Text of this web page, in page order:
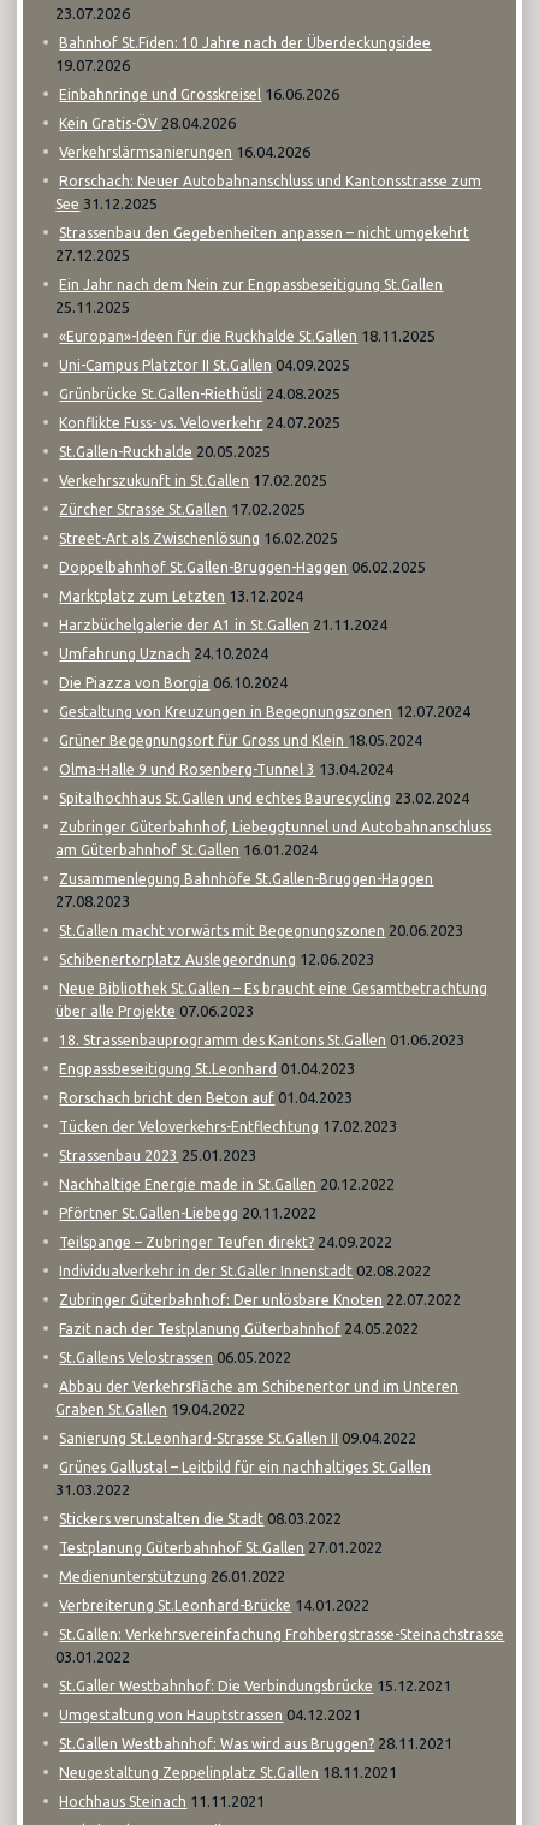
23.07.2026
Bahnhof St.Fiden: 10 Jahre nach der Überdeckungsidee
19.07.2026
Einbahnringe und Grosskreisel 16.06.2026
Kein Gratis-ÖV 28.04.2026
Verkehrslärmsanierungen 16.04.2026
Rorschach: Neuer Autobahnanschluss und Kantonsstrasse zum
See 31.12.2025
Strassenbau den Gegebenheiten anpassen – nicht umgekehrt
27.12.2025
Ein Jahr nach dem Nein zur Engpassbeseitigung St.Gallen
25.11.2025
«Europan»-Ideen für die Ruckhalde St.Gallen 18.11.2025
Uni-Campus Platztor II St.Gallen 04.09.2025
Grünbrücke St.Gallen-Riethüsli 24.08.2025
Konflikte Fuss- vs. Veloverkehr 24.07.2025
St.Gallen-Ruckhalde 20.05.2025
Verkehrszukunft in St.Gallen 17.02.2025
Zürcher Strasse St.Gallen 17.02.2025
Street-Art als Zwischenlösung 16.02.2025
Doppelbahnhof St.Gallen-Bruggen-Haggen 06.02.2025
Marktplatz zum Letzten 13.12.2024
Harzbüchelgalerie der A1 in St.Gallen 21.11.2024
Umfahrung Uznach 24.10.2024
Die Piazza von Borgia 06.10.2024
Gestaltung von Kreuzungen in Begegnungszonen 12.07.2024
Grüner Begegnungsort für Gross und Klein 18.05.2024
Olma-Halle 9 und Rosenberg-Tunnel 3 13.04.2024
Spitalhochhaus St.Gallen und echtes Baurecycling 23.02.2024
Zubringer Güterbahnhof, Liebeggtunnel und Autobahnanschluss
am Güterbahnhof St.Gallen 16.01.2024
Zusammenlegung Bahnhöfe St.Gallen-Bruggen-Haggen
27.08.2023
St.Gallen macht vorwärts mit Begegnungszonen 20.06.2023
Schibenertorplatz Auslegeordnung 12.06.2023
Neue Bibliothek St.Gallen – Es braucht eine Gesamtbetrachtung
über alle Projekte 07.06.2023
18. Strassenbauprogramm des Kantons St.Gallen 01.06.2023
Engpassbeseitigung St.Leonhard 01.04.2023
Rorschach bricht den Beton auf 01.04.2023
Tücken der Veloverkehrs-Entflechtung 17.02.2023
Strassenbau 2023 25.01.2023
Nachhaltige Energie made in St.Gallen 20.12.2022
Pförtner St.Gallen-Liebegg 20.11.2022
Teilspange – Zubringer Teufen direkt? 24.09.2022
Individualverkehr in der St.Galler Innenstadt 02.08.2022
Zubringer Güterbahnhof: Der unlösbare Knoten 22.07.2022
Fazit nach der Testplanung Güterbahnhof 24.05.2022
St.Gallens Velostrassen 06.05.2022
Abbau der Verkehrsfläche am Schibenertor und im Unteren
Graben St.Gallen 19.04.2022
Sanierung St.Leonhard-Strasse St.Gallen II 09.04.2022
Grünes Gallustal – Leitbild für ein nachhaltiges St.Gallen
31.03.2022
Stickers verunstalten die Stadt 08.03.2022
Testplanung Güterbahnhof St.Gallen 27.01.2022
Medienunterstützung 26.01.2022
Verbreiterung St.Leonhard-Brücke 14.01.2022
St.Gallen: Verkehrsvereinfachung Frohbergstrasse-Steinachstrasse
03.01.2022
St.Galler Westbahnhof: Die Verbindungsbrücke 15.12.2021
Umgestaltung von Hauptstrassen 04.12.2021
St.Gallen Westbahnhof: Was wird aus Bruggen? 28.11.2021
Neugestaltung Zeppelinplatz St.Gallen 18.11.2021
Hochhaus Steinach 11.11.2021